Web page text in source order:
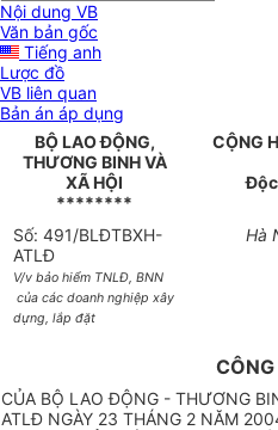
Nội dung VB
Văn bản gốc
Tiếng anh
Lược đồ
VB liên quan
Bản án áp dụng
BỘ LAO ĐỘNG,
THƯƠNG BINH VÀ
XÃ HỘI
********
CỘNG
Số: 491/BLĐTBXH-
ATLĐ
V/v bảo hiểm TNLĐ, BNN
của các doanh nghiệp xây
dựng, lắp đặt
Hà
CỦA BỘ LAO ĐỘNG - THƯƠNG
ATLĐ NGÀY 23 THÁNG 2 NĂM